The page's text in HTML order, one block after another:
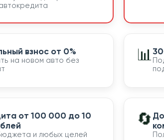
взнос от 0%
на новом авто без
📊
от 100 000 до 10
и любых целей
🔄